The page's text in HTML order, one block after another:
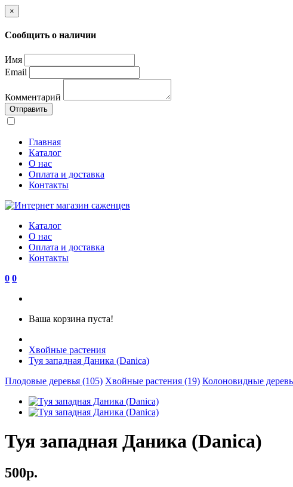
×
Сообщить о наличии
Имя
Email
Комментарий
Отправить
Главная
Каталог
О нас
Оплата и доставка
Контакты
Каталог
О нас
Оплата и доставка
Контакты
0 0
Ваша корзина пуста!
Хвойные растения
Туя западная Даника (Danica)
Плодовые деревья (105) Хвойные растения (19) Колоновидные
Туя западная Даника (Danica)
500р.